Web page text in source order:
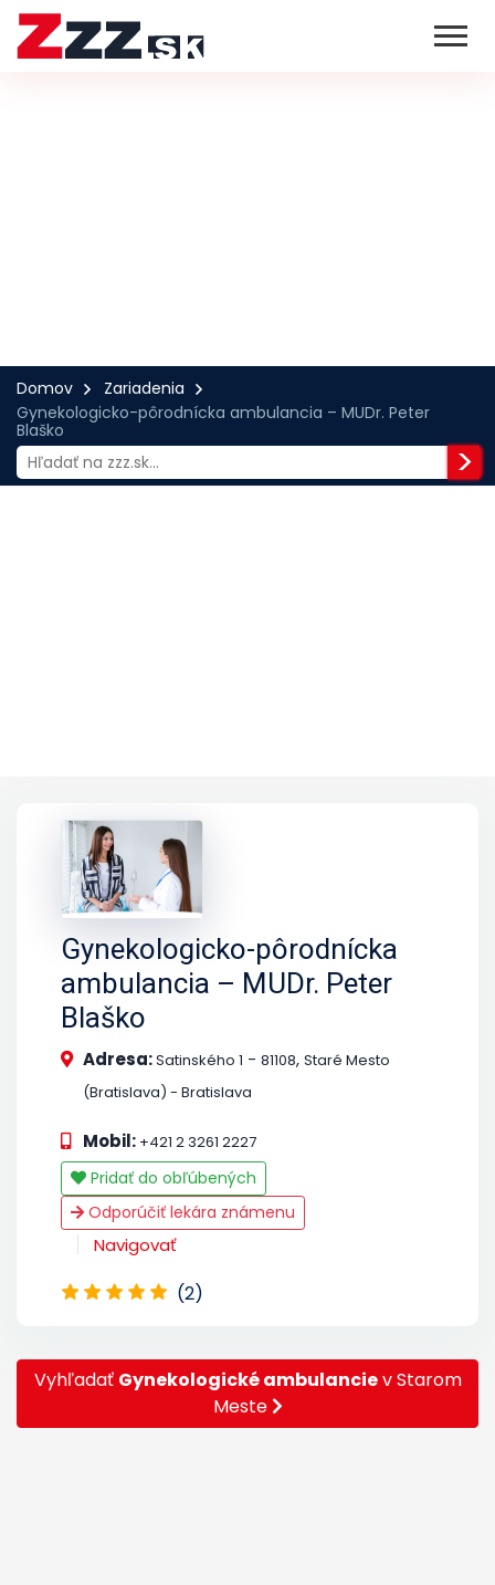
Domov
Zariadenia
Gynekologicko-pôrodnícka ambulancia – MUDr. Peter
Blaško
Gynekologicko-pôrodnícka
ambulancia – MUDr. Peter
Blaško
Adresa:Satinského 1 - 81108, Staré Mesto
(Bratislava) - Bratislava
Mobil: +421 2 3261 2227
Pridať do obľúbených
Odporúčiť lekára známenu
Navigovať
(2)
Vyhľadať Gynekologické ambulanciev Starom
Meste